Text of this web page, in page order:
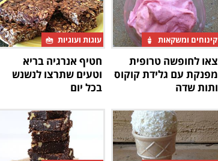
קינוחים ומשקאות
צאו לחופשה טרופית
מפנקת עם גלידת קוקוס
ותות שדה
עוגות ועוגיות
חטיף אנרגיה בריא
וטעים שתרצו לנשנש
בכל יום